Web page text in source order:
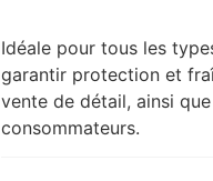
Idéale pour tous les
garantir protection et
vente de détail, ainsi
consommateurs.